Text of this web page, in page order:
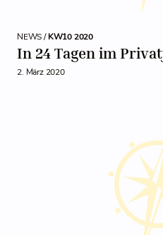
NEWS /KW10 2020
In 24 Tagen im
2. März 2020